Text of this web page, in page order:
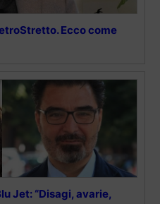
Ecco come
Jet: “Disagi, avarie,